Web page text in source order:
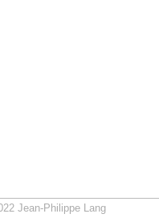
Jean-Philippe Lang